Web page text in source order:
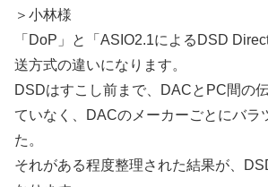
＞小林様
「DoP」と「ASIO2.1によるDSD
送方式の違いになります。
DSDはすこし前まで、DACとPC間の
ていなく、DACのメーカーごとにバラ
た。
それがある程度整理された結果が、